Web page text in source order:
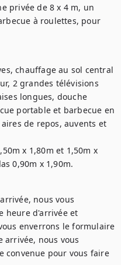
privée de 8 x 4 m, un
à roulettes, pour
chauffage au sol central
2 grandes télévisions
longues, douche
portable et barbecue en
de repos, auvents et
x 1,80m et 1,50m x
0,90m x 1,90m.
nous vous
heure d'arrivée et
enverrons le formulaire
arrivée, nous vous
convenue pour vous faire